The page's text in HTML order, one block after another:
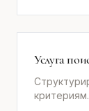
Услуга
критериям.